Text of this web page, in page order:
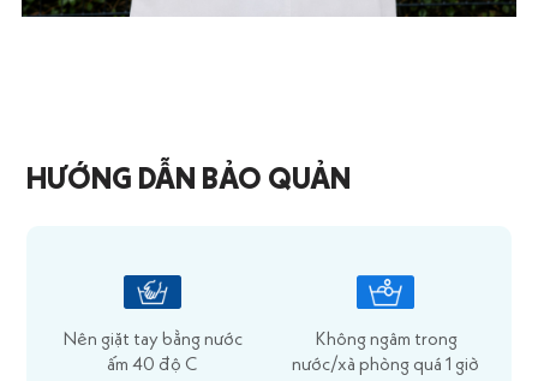
HƯỚNG DẪN BẢO QUẢN
Nên giặt tay bằng nước
ấm 40 độ C
Không ngâm trong
nước/xà phòng quá 1 giờ